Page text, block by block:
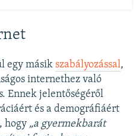
egy másik szabályozással,
internethez való
Ennek jelentőségéről
és a demográfiáért
hogy „a gyermekbarát